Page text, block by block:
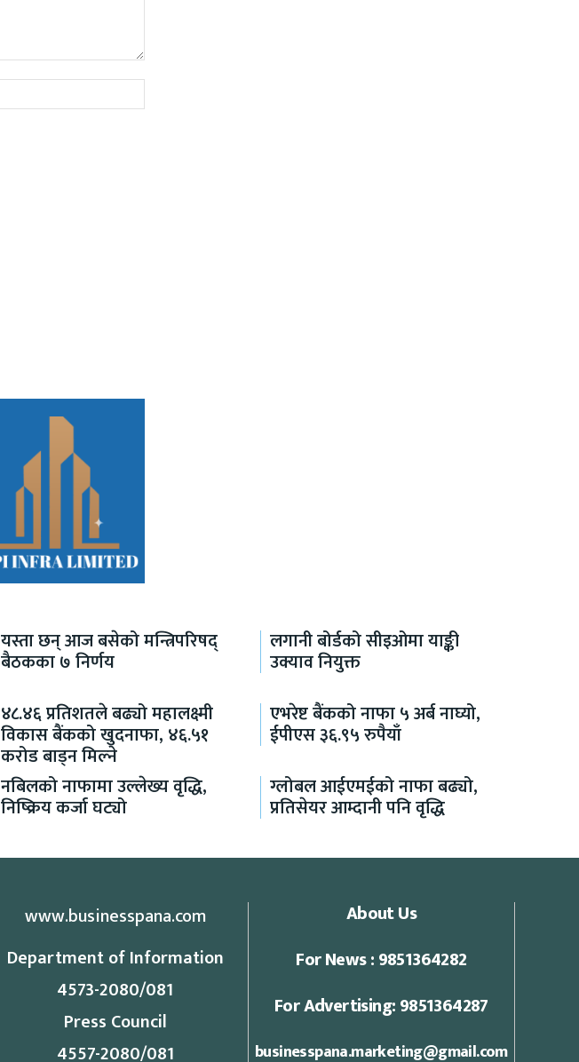
यस्ता छन् आज बसेको मन्त्रिपरिषद्
बैठकका ७ निर्णय
लगानी बोर्डको सीइओमा याङ्की
उक्याव नियुक्त
४८.४६ प्रतिशतले बढ्यो महालक्ष्मी
विकास बैंकको खुदनाफा, ४६.५१
करोड बाड्न मिल्ने
एभरेष्ट बैंकको नाफा ५ अर्ब नाघ्यो,
ईपीएस ३६.९५ रुपैयाँ
नबिलको नाफामा उल्लेख्य वृद्धि,
निष्क्रिय कर्जा घट्यो
ग्लोबल आईएमईको नाफा बढ्यो,
प्रतिसेयर आम्दानी पनि वृद्धि
www.businesspana.com
Department of Information
4573-2080/081
Press Council
4557-2080/081
About Us
For News : 9851364282
For Advertising: 9851364287
businesspana.marketing@gmail.com